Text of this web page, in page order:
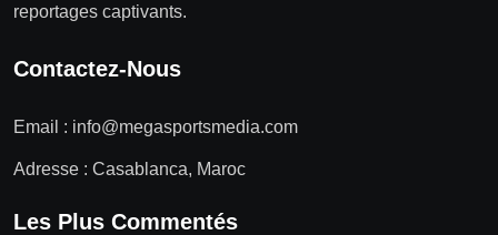
reportages captivants.
Contactez-Nous
Email : info@megasportsmedia.com
Adresse : Casablanca, Maroc
Les Plus Commentés